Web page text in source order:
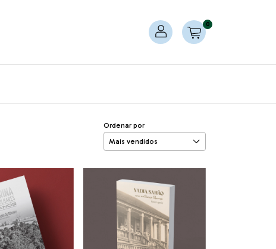
0
Ordenar por